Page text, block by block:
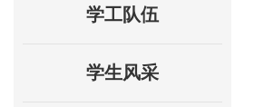
学工队伍
学生风采